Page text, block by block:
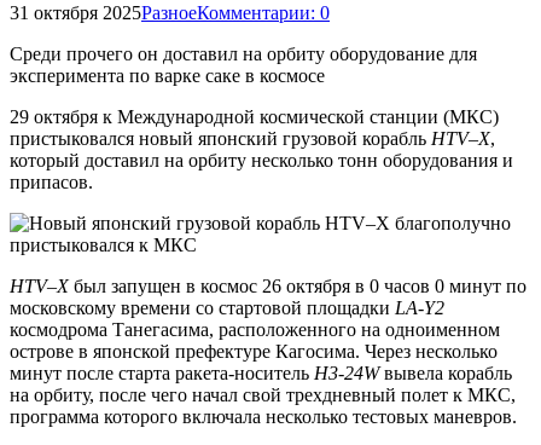
31 октября 2025РазноеКомментарии: 0
Среди прочего он доставил на орбиту оборудование для
эксперимента по варке саке в космосе
29 октября к Международной космической станции (МКС)
пристыковался новый японский грузовой корабль HTV–X,
который доставил на орбиту несколько тонн оборудования и
припасов.
HTV–Xбыл запущен в космос 26 октября в 0 часов 0 минут по
московскому времени со стартовой площадки LA-Y2
космодрома Танегасима, расположенного на одноименном
острове в японской префектуре Кагосима. Через несколько
минут после старта ракета-носитель H3-24Wвывела корабль
на орбиту, после чего начал свой трехдневный полет к МКС,
программа которого включала несколько тестовых маневров.